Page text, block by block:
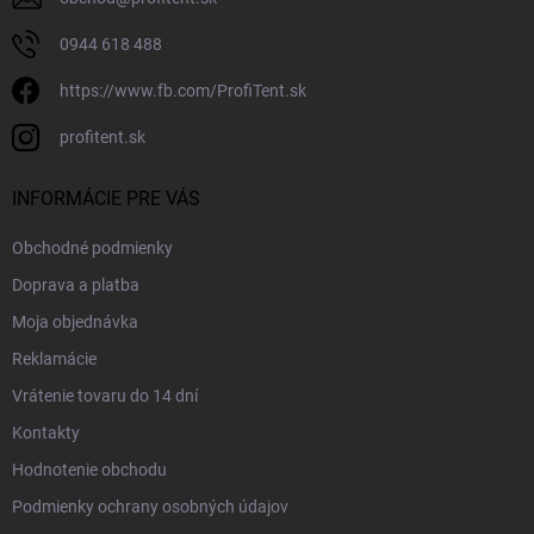
0944 618 488
https://www.fb.com/ProfiTent.sk
profitent.sk
INFORMÁCIE PRE VÁS
Obchodné podmienky
Doprava a platba
Moja objednávka
Reklamácie
Vrátenie tovaru do 14 dní
Kontakty
Hodnotenie obchodu
Podmienky ochrany osobných údajov